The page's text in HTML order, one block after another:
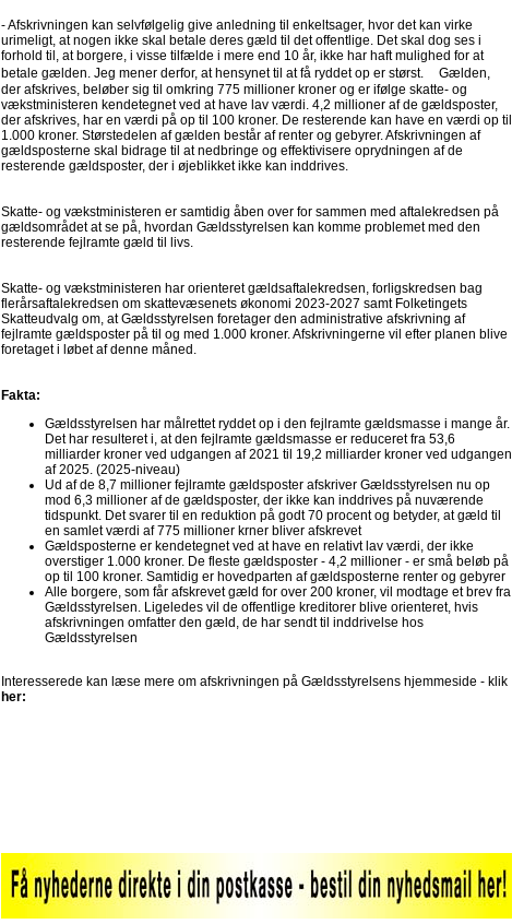
- Afskrivningen kan selvfølgelig give anledning til enkeltsager, hvor det kan virke
urimeligt, at nogen ikke skal betale deres gæld til det offentlige. Det skal dog ses i
forhold til, at borgere, i visse tilfælde i mere end 10 år, ikke har haft mulighed for at
betale gælden. Jeg mener derfor, at hensynet til at få ryddet op er størst. Gælden,
der afskrives, beløber sig til omkring 775 millioner kroner og er ifølge skatte- og
vækstministeren kendetegnet ved at have lav værdi. 4,2 millioner af de gældsposter,
der afskrives, har en værdi på op til 100 kroner. De resterende kan have en værdi op til
1.000 kroner. Størstedelen af gælden består af renter og gebyrer. Afskrivningen af
gældsposterne skal bidrage til at nedbringe og effektivisere oprydningen af de
resterende gældsposter, der i øjeblikket ikke kan inddrives.
Skatte- og vækstministeren er samtidig åben over for sammen med aftalekredsen på
gældsområdet at se på, hvordan Gældsstyrelsen kan komme problemet med den
resterende fejlramte gæld til livs.
Skatte- og vækstministeren har orienteret gældsaftalekredsen, forligskredsen bag
flerårsaftalekredsen om skattevæsenets økonomi 2023-2027 samt Folketingets
Skatteudvalg om, at Gældsstyrelsen foretager den administrative afskrivning af
fejlramte gældsposter på til og med 1.000 kroner. Afskrivningerne vil efter planen blive
foretaget i løbet af denne måned.
Fakta:
Gældsstyrelsen har målrettet ryddet op i den fejlramte gældsmasse i mange år.
Det har resulteret i, at den fejlramte gældsmasse er reduceret fra 53,6
milliarder kroner ved udgangen af 2021 til 19,2 milliarder kroner ved udgangen
af 2025. (2025-niveau)
Ud af de 8,7 millioner fejlramte gældsposter afskriver Gældsstyrelsen nu op
mod 6,3 millioner af de gældsposter, der ikke kan inddrives på nuværende
tidspunkt. Det svarer til en reduktion på godt 70 procent og betyder, at gæld til
en samlet værdi af 775 millioner krner bliver afskrevet
Gældsposterne er kendetegnet ved at have en relativt lav værdi, der ikke
overstiger 1.000 kroner. De fleste gældsposter - 4,2 millioner - er små beløb på
op til 100 kroner. Samtidig er hovedparten af gældsposterne renter og gebyrer
Alle borgere, som får afskrevet gæld for over 200 kroner, vil modtage et brev fra
Gældsstyrelsen. Ligeledes vil de offentlige kreditorer blive orienteret, hvis
afskrivningen omfatter den gæld, de har sendt til inddrivelse hos
Gældsstyrelsen
Interesserede kan læse mere om afskrivningen på Gældsstyrelsens hjemmeside - klik
her: